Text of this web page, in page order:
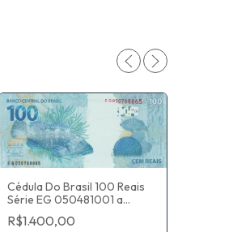
Cédula Do Brasil 100 Reais
Série EG 050481001 a
051840000 (2ª chancela -
Flor De Estampa) Joaquim
R$1.400,00